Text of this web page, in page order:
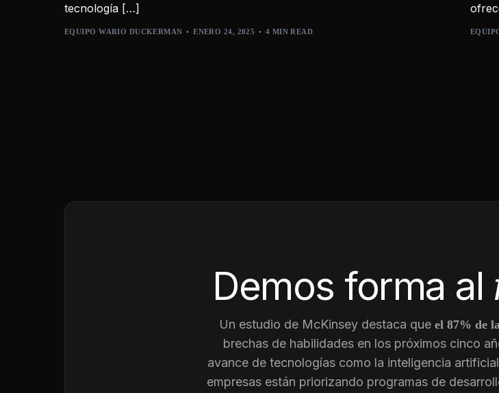
tecnología […]
EQUIPO WARIO DUCKERMAN ENERO 24, 2025 4 MIN READ
Demos forma al
Un estudio de McKinsey destaca que el 87% de
brechas de habilidades en los próximos cinco
avance de tecnologías como la inteligencia
empresas están priorizando programas de